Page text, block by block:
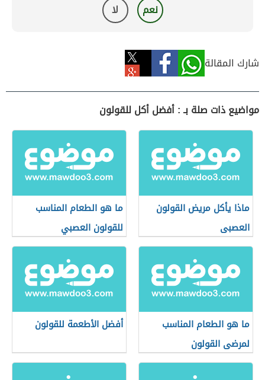
نعم لا
شارك المقالة
مواضيع ذات صلة بـ : أفضل أكل للقولون
ماذا يأكل مريض القولون
العصبى
ما هو الطعام المناسب
للقولون العصبي
ما هو الطعام المناسب
لمرضى القولون
أفضل الأطعمة للقولون